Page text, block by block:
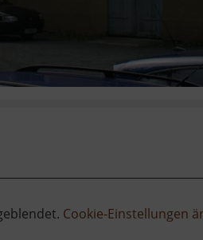
Cookie-Einstellungen